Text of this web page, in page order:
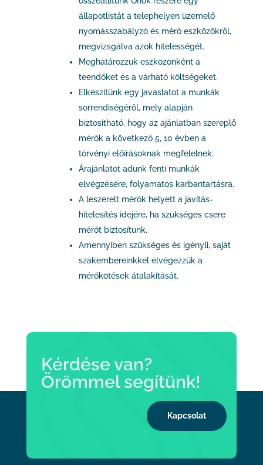
állapotlistát a telephelyen üzemelő
nyomásszabályzó és mérő eszközökről,
megvizsgálva azok hitelességét.
Meghatározzuk eszközönként a
teendőket és a várható költségeket.
Elkészítünk egy javaslatot a munkák
sorrendiségéről, mely alapján
biztosítható, hogy az ajánlatban szereplő
mérők a következő 5, 10 évben a
törvényi előírásoknak megfelelnek.
Árajánlatot adunk fenti munkák
elvégzésére, folyamatos karbantartásra.
A leszerelt mérők helyett a javítás-
hitelesítés idejére, ha szükséges csere
mérőt biztosítunk.
Amennyiben szükséges és igényli, saját
szakembereinkkel elvégezzük a
mérőkötések átalakítását.
Kérdése van?
Örömmel segítünk!
Kapcsolat